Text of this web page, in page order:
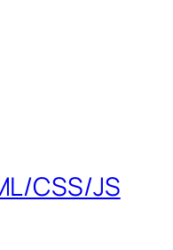
CSS/JS